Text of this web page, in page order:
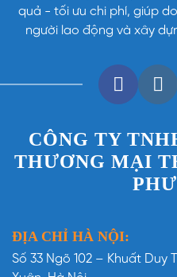
quả - tối ưu chi phí, giúp
người lao động và xây
CÔNG TY
THƯƠNG MẠI
ĐỊA CHỈ HÀ NỘI:
Số 33 Ngõ 102 – Khuất Duy